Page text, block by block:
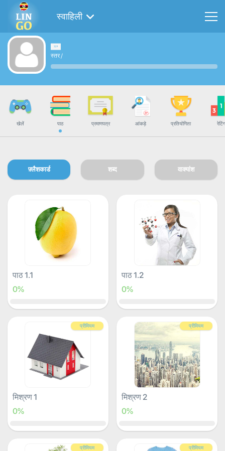
स्वाहिली
स्तर/
खेलें पाठ प्रमाणपत्र आंकड़े प्रतियोगिता रेटिंग
फ़्लैशकार्ड शब्द वाक्यांश
पाठ 1.1
0%
पाठ 1.2
0%
प्रीमियम
मिश्रण 1
0%
प्रीमियम
मिश्रण 2
0%
प्रीमियम प्रीमियम